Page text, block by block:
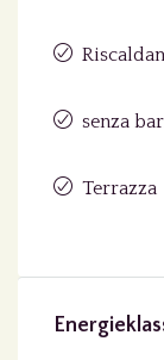
senza
Terrazza